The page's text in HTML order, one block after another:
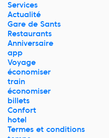
Services
Actualité
Gare de Sants
Restaurants
Anniversaire
app
Voyage
économiser
train
économiser
billets
Confort
hotel
Termes et conditions